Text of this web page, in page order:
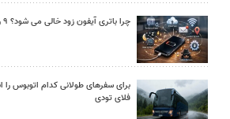
چرا باتری آیفون زود خالی می شود؟ ۹ راهکار واقعی
برای سفرهای طولانی کدام اتوبوس را
فلای تودی